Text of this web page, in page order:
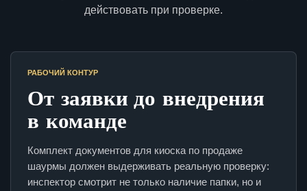
действовать при проверке.
РАБОЧИЙ КОНТУР
От заявки до внедрения
в команде
Комплект документов для киоска по продаже
шаурмы должен выдерживать реальную проверку:
инспектор смотрит не только наличие папки, но и